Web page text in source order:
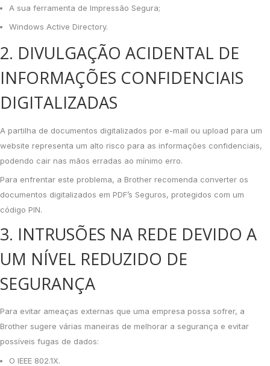
A sua ferramenta de Impressão Segura;
Windows Active Directory.
2. DIVULGAÇÃO ACIDENTAL DE
INFORMAÇÕES CONFIDENCIAIS
DIGITALIZADAS
A partilha de documentos digitalizados por e-mail ou upload para um
website representa um alto risco para as informações confidenciais,
podendo cair nas mãos erradas ao mínimo erro.
Para enfrentar este problema, a Brother recomenda converter os
documentos digitalizados em PDF’s Seguros, protegidos com um
código PIN.
3. INTRUSÕES NA REDE DEVIDO A
UM NÍVEL REDUZIDO DE
SEGURANÇA
Para evitar ameaças externas que uma empresa possa sofrer, a
Brother sugere várias maneiras de melhorar a segurança e evitar
possíveis fugas de dados:
O IEEE 802.1X.